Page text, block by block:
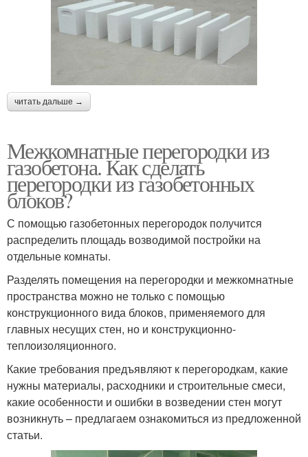
читать дальше →
Межкомнатные перегородки из
газобетона. Как сделать
перегородки из газобетонных
блоков?
С помощью газобетонных перегородок получится
распределить площадь возводимой постройки на
отдельные комнаты.
Разделять помещения на перегородки и межкомнатные
пространства можно не только с помощью
конструкционного вида блоков, применяемого для
главных несущих стен, но и конструкционно-
теплоизоляционного.
Какие требования предъявляют к перегородкам, какие
нужны материалы, расходники и строительные смеси,
какие особенности и ошибки в возведении стен могут
возникнуть – предлагаем ознакомиться из предложенной
статьи.